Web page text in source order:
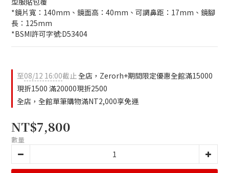
*鏡片寬：140mm、鏡面高：40mm、可調鼻距：17mm、鏡腳
長：125mm
*BSMI許可字號:D53404
至08/12 16:00截止全店，Zerorh+期間限定優惠全館滿15000
現折1500 滿20000現折2500
全店，全館單筆購物滿NT2,000享免運
NT$7,800
數量